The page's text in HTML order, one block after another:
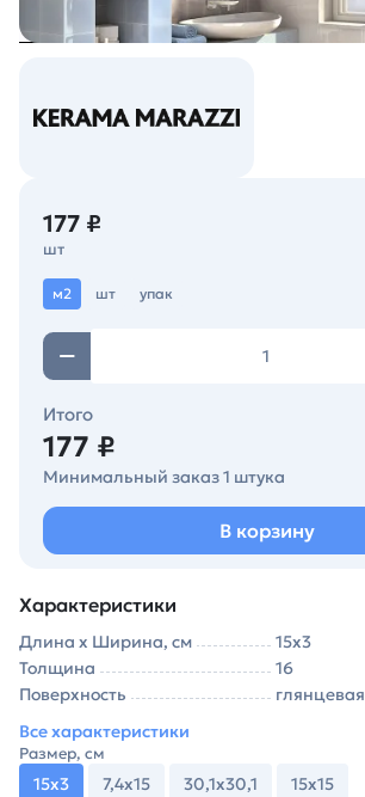
177 ₽
шт
м2 шт упак
Итого
177 ₽
Минимальный заказ 1 штука
В корзину
Характеристики
Длина х Ширина, см
15х3
Толщина
16
Поверхность
глянцевая
Все характеристики
Размер, см
15х3 7,4х15 30,1х30,1 15х15